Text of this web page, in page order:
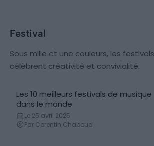
Festival
Sous mille et une couleurs, les festivals
célèbrent créativité et convivialité.
Les 10 meilleurs festivals de musique
dans le monde
Le 25 avril 2025
Par Corentin Chaboud